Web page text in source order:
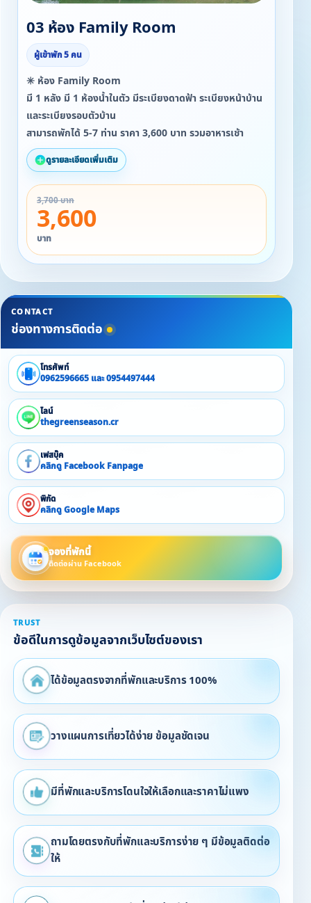
03 ห้อง Family Room
ผู้เข้าพัก 5 คน
✳️ ห้อง Family Room
มี 1 หลัง มี 1 ห้องน้ำในตัว มีระเบียงดาดฟ้า ระเบียงหน้าบ้าน
และระเบียงรอบตัวบ้าน
สามารถพักได้ 5-7 ท่าน ราคา 3,600 บาท รวมอาหารเช้า
ดูรายละเอียดเพิ่มเติม
3,700 บาท
3,600
บาท
CONTACT
ช่องทางการติดต่อ
โทรศัพท์
0962596665 และ 0954497444
ไลน์
thegreenseason.cr
เฟสบุ๊ค
คลิกดู Facebook Fanpage
พิกัด
คลิกดู Google Maps
จองที่พักนี้
ติดต่อผ่าน Facebook
TRUST
ข้อดีในการดูข้อมูลจากเว็บไซต์ของเรา
ได้ข้อมูลตรงจากที่พักและบริการ 100%
วางแผนการเที่ยวได้ง่าย ข้อมูลชัดเจน
มีที่พักและบริการโดนใจให้เลือกและราคาไม่แพง
ถามโดยตรงกับที่พักและบริการง่าย ๆ มีข้อมูลติดต่อ
ให้